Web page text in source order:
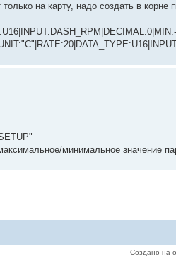
на карту, надо создать в
минимальное значение
Создано на